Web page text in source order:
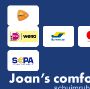
140 cm breed,
Warme rib met
Prijs per
Knipstaal
Online te